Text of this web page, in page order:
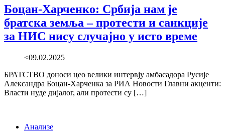
Боцан-Харченко: Србија нам је
братска земља – протести и санкције
за НИС нису случајно у исто време
<09.02.2025
БРАТСТВО доноси цео велики интервју амбасадора Русије
Александра Боцан-Харченка за РИА Новости Главни акценти:
Власти нуде дијалог, али протести су […]
Анализе